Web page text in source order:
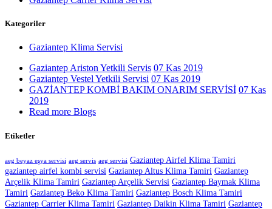
Kategoriler
Gaziantep Klima Servisi
Gaziantep Ariston Yetkili Servis 07 Kas 2019
Gaziantep Vestel Yetkili Servisi 07 Kas 2019
GAZİANTEP KOMBİ BAKIM ONARIM SERVİSİ 07 Kas
2019
Read more Blogs
Etiketler
aeg beyaz eşya servisi aeg servis aeg servisi Gaziantep Airfel Klima Tamiri
gaziantep airfel kombi servisi Gaziantep Altus Klima Tamiri Gaziantep
Arçelik Klima Tamiri Gaziantep Arçelik Servisi Gaziantep Baymak Klima
Tamiri Gaziantep Beko Klima Tamiri Gaziantep Bosch Klima Tamiri
Gaziantep Carrier Klima Tamiri Gaziantep Daikin Klima Tamiri Gaziantep